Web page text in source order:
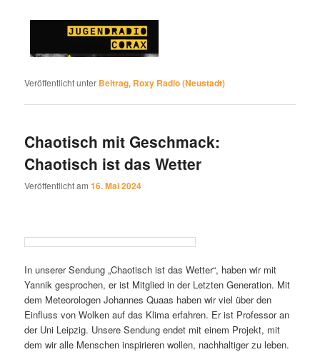
Veröffentlicht unter Beitrag, Roxy Radio (Neustadt)
Chaotisch mit Geschmack:
Chaotisch ist das Wetter
Veröffentlicht am16. Mai 2024
In unserer Sendung „Chaotisch ist das Wetter“, haben wir mit
Yannik gesprochen, er ist Mitglied in der Letzten Generation. Mit
dem Meteorologen Johannes Quaas haben wir viel über den
Einfluss von Wolken auf das Klima erfahren. Er ist Professor an
der Uni Leipzig. Unsere Sendung endet mit einem Projekt, mit
dem wir alle Menschen inspirieren wollen, nachhaltiger zu leben.